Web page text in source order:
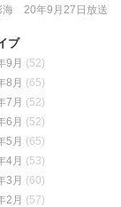
海 20年9月27日放送
ブ
9月 (52)
8月 (65)
7月 (52)
6月 (52)
5月 (65)
4月 (53)
3月 (60)
2月 (57)